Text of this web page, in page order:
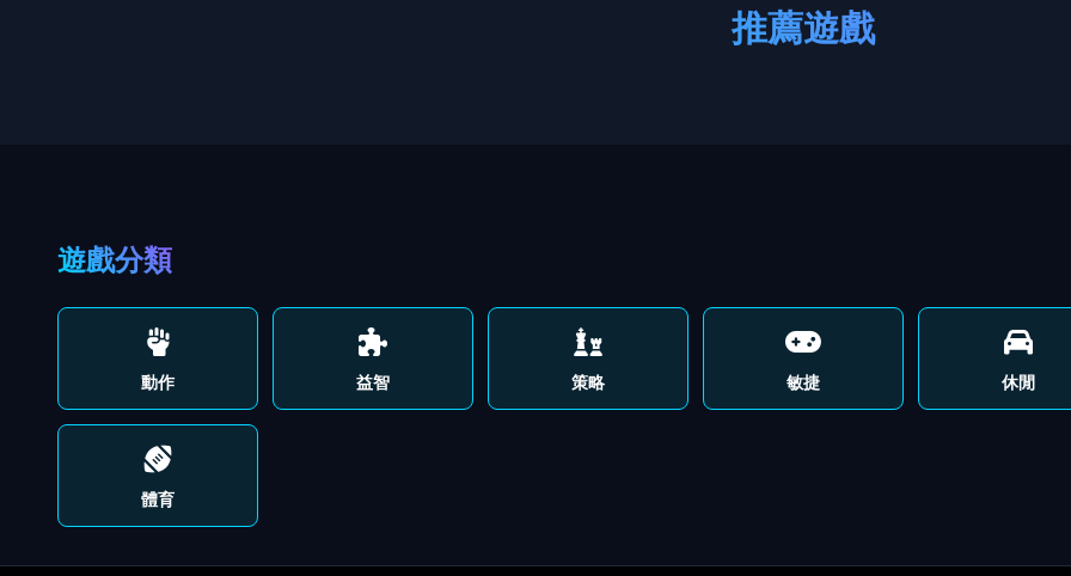
推薦遊戲
遊戲分類
動作 益智 策略 敏捷 休閒
體育